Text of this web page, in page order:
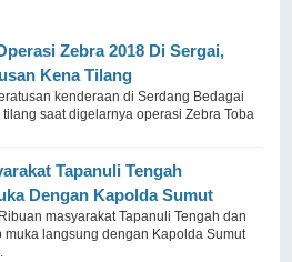
Zebra 2018 Di Sergai,
Kena Tilang
kenderaan di Serdang Bedagai
saat digelarnya operasi Zebra Toba
Tapanuli Tengah
Dengan Kapolda Sumut
masyarakat Tapanuli Tengah dan
muka langsung dengan Kapolda Sumut